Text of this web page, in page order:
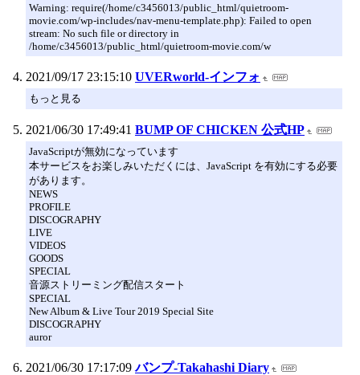
Warning: require(/home/c3456013/public_html/quietroom-
movie.com/wp-includes/nav-menu-template.php): Failed to open
stream: No such file or directory in
/home/c3456013/public_html/quietroom-movie.com/w
2021/09/17 23:15:10 UVERworld-インフォ
もっと見る
2021/06/30 17:49:41 BUMP OF CHICKEN 公式HP
JavaScriptが無効になっています
本サービスをお楽しみいただくには、JavaScript を有効にする必要
があります。
NEWS
PROFILE
DISCOGRAPHY
LIVE
VIDEOS
GOODS
SPECIAL
音源ストリーミング配信スタート
SPECIAL
New Album & Live Tour 2019 Special Site
DISCOGRAPHY
auror
2021/06/30 17:17:09 バンプ-Takahashi Diary